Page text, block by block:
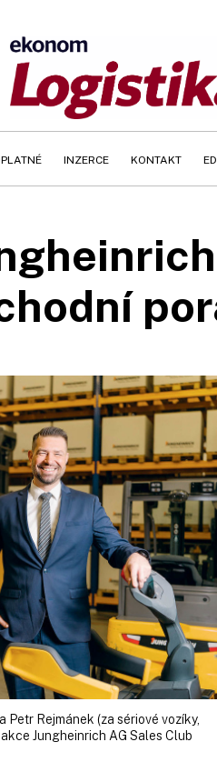
INZERCE KONTAKT
Petr Rejmánek (za sériové vozíky,
Jungheinrich AG Sales Club